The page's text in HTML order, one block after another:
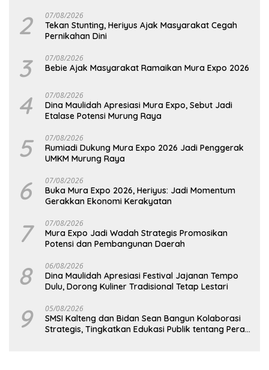
2 07/08/2026
Tekan Stunting, Heriyus Ajak Masyarakat Cegah
Pernikahan Dini
3 07/08/2026
Bebie Ajak Masyarakat Ramaikan Mura Expo 2026
4 07/08/2026
Dina Maulidah Apresiasi Mura Expo, Sebut Jadi
Etalase Potensi Murung Raya
5 07/08/2026
Rumiadi Dukung Mura Expo 2026 Jadi Penggerak
UMKM Murung Raya
6 07/08/2026
Buka Mura Expo 2026, Heriyus: Jadi Momentum
Gerakkan Ekonomi Kerakyatan
7 07/08/2026
Mura Expo Jadi Wadah Strategis Promosikan
Potensi dan Pembangunan Daerah
8 06/08/2026
Dina Maulidah Apresiasi Festival Jajanan Tempo
Dulu, Dorong Kuliner Tradisional Tetap Lestari
9 05/08/2026
SMSI Kalteng dan Bidan Sean Bangun Kolaborasi
Strategis, Tingkatkan Edukasi Publik tentang Peran